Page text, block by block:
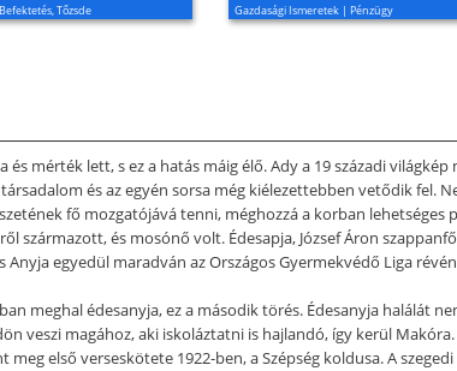
Tőzsde Gazdasági Ismeretek | Pénzügy
mérték lett, s ez a hatás máig élő. Ady a 19 századi
és az egyén sorsa még kiélezettebben vetődik fel.
fő mozgatójává tenni, méghozzá a korban
származott, és mosónő volt. Édesapja, József Áron
egyedül maradván az Országos Gyermekvédő Liga
meghal édesanyja, ez a második törés. Édesanyja halálát
veszi magához, aki iskoláztatni is hajlandó, így kerül
első verseskötete 1922-ben, a Szépség koldusa. A